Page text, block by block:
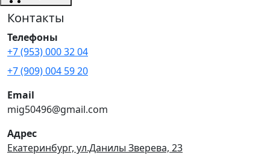
Контакты
Телефоны
+7 (953) 000 32 04
+7 (909) 004 59 20
Email
mig50496@gmail.com
Адрес
Екатеринбург, ул.Данилы Зверева, 23